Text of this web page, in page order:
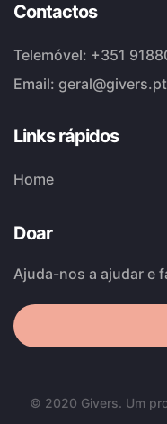
Contactos
Telemóvel: +351
Email: geral@givers.pt
Links rápidos
Home
Doar
Ajuda-nos a ajudar e
© 2020 Givers. Um